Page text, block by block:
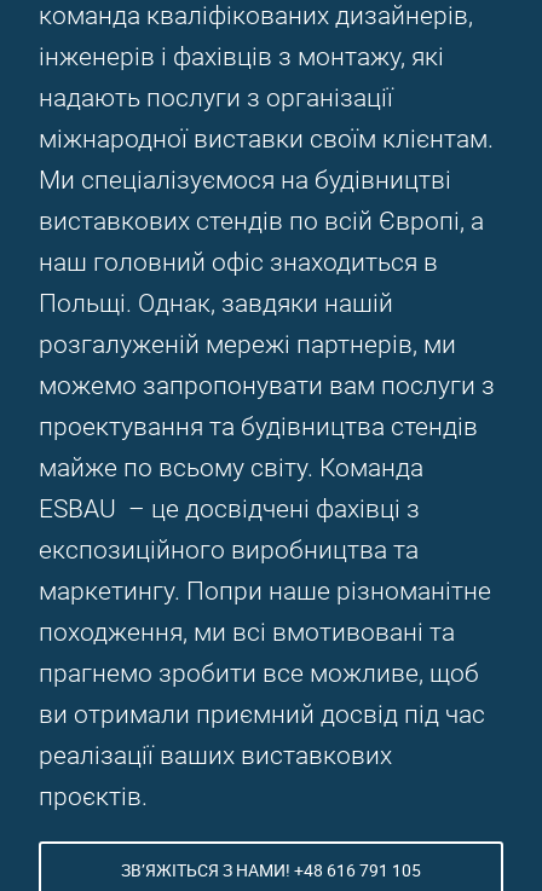
команда кваліфікованих дизайнерів,
інженерів і фахівців з монтажу, які
надають послуги з організації
міжнародної виставки своїм клієнтам.
Ми спеціалізуємося на будівництві
виставкових стендів по всій Європі, а
наш головний офіс знаходиться в
Польщі. Однак, завдяки нашій
розгалуженій мережі партнерів, ми
можемо запропонувати вам послуги з
проектування та будівництва стендів
майже по всьому світу. Команда
ESBAU – це досвідчені фахівці з
експозиційного виробництва та
маркетингу. Попри наше різноманітне
походження, ми всі вмотивовані та
прагнемо зробити все можливе, щоб
ви отримали приємний досвід під час
реалізації ваших виставкових
проєктів.
ЗВ’ЯЖІТЬСЯ З НАМИ! +48 616 791 105